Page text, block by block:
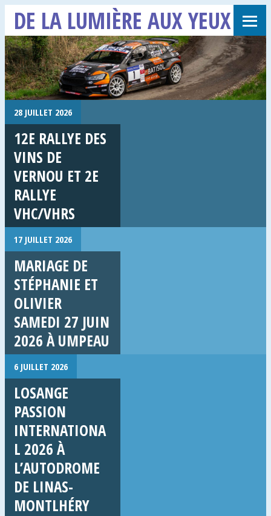
DE LA LUMIÈRE AUX YEUX
28 JUILLET 2026
12E RALLYE DES
VINS DE
VERNOU ET 2E
RALLYE
VHC/VHRS
17 JUILLET 2026
MARIAGE DE
STÉPHANIE ET
OLIVIER
SAMEDI 27 JUIN
2026 À UMPEAU
6 JUILLET 2026
LOSANGE
PASSION
INTERNATIONA
L 2026 À
L’AUTODROME
DE LINAS-
MONTLHÉRY